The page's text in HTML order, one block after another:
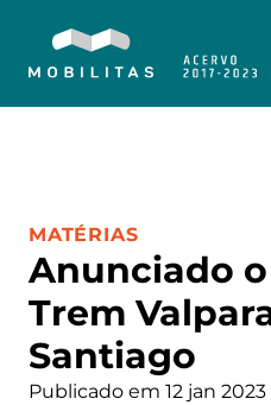
Anunciado
Trem
Santiago
CATEGORIA:
MATÉRIAS
Publicado em 12 jan 2023